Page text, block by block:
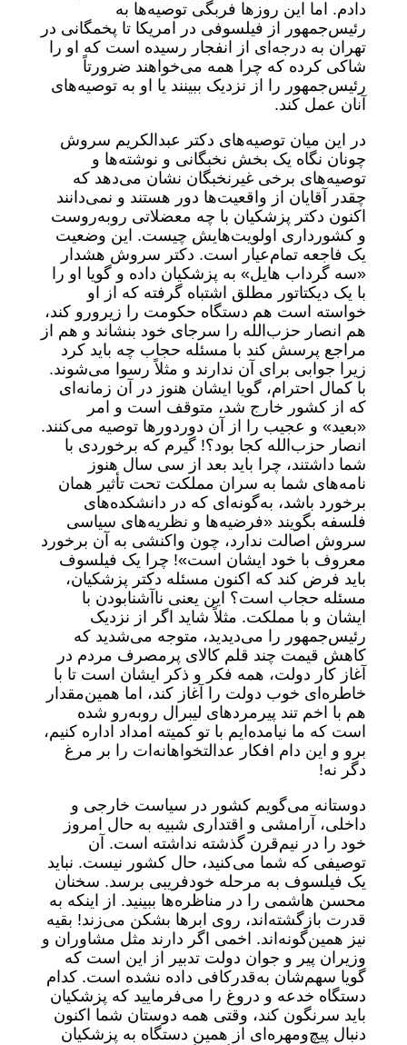
دادم. اما این روز‌ها فربگی توصیه‌ها به
رئیس‌جمهور از فیلسوفی در امریکا تا پخمگانی در
تهران به درجه‌ای از انفجار رسیده است که او را
شاکی کرده که چرا همه می‌خواهند ضرورتاً
رئیس‌جمهور را از نزدیک ببینند یا او به توصیه‌های
آنان عمل کند.
در این میان توصیه‌های دکتر عبدالکریم سروش
چونان نگاه یک بخش نخبگانی و نوشته‌ها و
توصیه‌های برخی غیرنخبگان نشان می‌دهد که
چقدر آقایان از واقعیت‌ها دور هستند و نمی‌دانند
اکنون دکتر پزشکیان با چه معضلاتی روبه‌روست
و کشورداری اولویت‌هایش چیست. این وضعیت
یک فاجعه تمام‌عیار است. دکتر سروش هشدار
«سه گرداب هایل» به پزشکیان داده و گویا او را
با یک دیکتاتور مطلق اشتباه گرفته که از او
خواسته است هم دستگاه حکومت را زیرورو کند،
هم انصار حزب‌الله را سرجای خود بنشاند و هم از
مراجع پرسش کند با مسئله حجاب چه باید کرد
زیرا جوابی برای آن ندارند و مثلاً رسوا می‌شوند.
با کمال احترام، گویا ایشان هنوز در آن زمانه‌ای
که از کشور خارج شد، متوقف است و امر
«بعید» و عجیب را از آن دوردور‌ها توصیه می‌کنند.
انصار حزب‌الله کجا بود؟! گیرم که برخوردی با
شما داشتند، چرا باید بعد از سی سال هنوز
نامه‌های شما به سران مملکت تحت تأثیر همان
برخورد باشد، به‌گونه‌ای که در دانشکده‌های
فلسفه بگویند «فرضیه‌ها و نظریه‌های سیاسی
سروش اصالت ندارد، چون واکنشی به آن برخورد
معروف با خود ایشان است»! چرا یک فیلسوف
باید فرض کند که اکنون مسئله دکتر پزشکیان،
مسئله حجاب است؟ این یعنی ناآشنابودن با
ایشان و با مملکت. مثلاً شاید اگر از نزدیک
رئیس‌جمهور را می‌دیدید، متوجه می‌شدید که
کاهش قیمت چند قلم کالای پرمصرف مردم در
آغاز کار دولت، همه فکر و ذکر ایشان است تا با
خاطره‌ای خوب دولت را آغاز کند، اما همین‌مقدار
هم با اخم تند پیرمرد‌های لیبرال روبه‌رو شده
است که ما نیامده‌ایم با تو کمیته امداد اداره کنیم،
برو و این دام افکار عدالتخواهانه‌ات را بر مرغ
دگر نه!
دوستانه می‌گویم کشور در سیاست خارجی و
داخلی، آرامشی و اقتداری شبیه به حال امروز
خود را در نیم‌قرن گذشته نداشته است. آن
توصیفی که شما می‌کنید، حال کشور نیست. نباید
یک فیلسوف به مرحله خودفریبی برسد. سخنان
محسن هاشمی را در مناظره‌ها ببینید. از اینکه به
قدرت بازگشته‌اند، روی ابر‌ها بشکن می‌زند! بقیه
نیز همین‌گونه‌اند. اخمی اگر دارند مثل مشاوران و
وزیران پیر و جوان دولت تدبیر از این است که
گویا سهم‌شان به‌قدرکافی داده نشده است. کدام
دستگاه خدعه و دروغ را می‌فرمایید که پزشکیان
باید سرنگون کند، وقتی همه دوستان شما اکنون
دنبال پیچ‌و‌مهره‌ای از همین دستگاه به پزشکیان